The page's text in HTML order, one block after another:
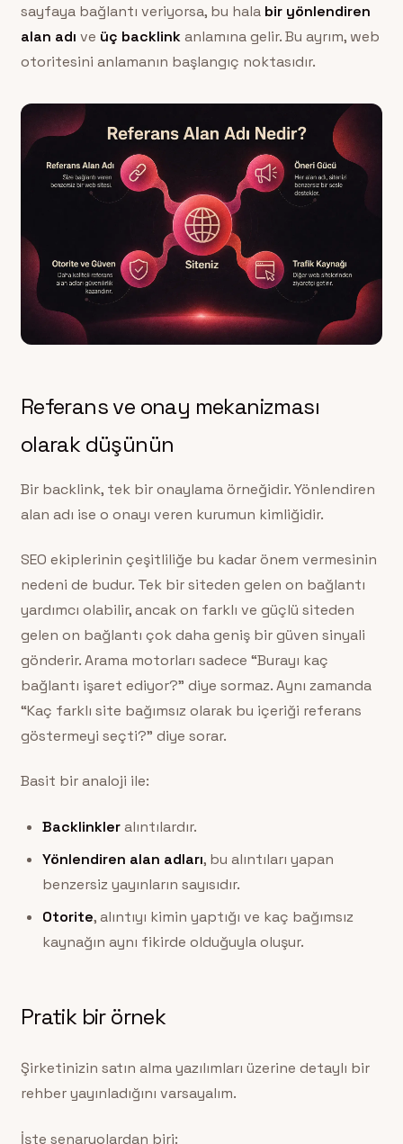
sayfaya bağlantı veriyorsa, bu hala bir yönlendiren
alan adı ve üç backlinkanlamına gelir. Bu ayrım, web
otoritesini anlamanın başlangıç noktasıdır.
Referans ve onay mekanizması
olarak düşünün
Bir backlink, tek bir onaylama örneğidir. Yönlendiren
alan adı ise o onayı veren kurumun kimliğidir.
SEO ekiplerinin çeşitliliğe bu kadar önem vermesinin
nedeni de budur. Tek bir siteden gelen on bağlantı
yardımcı olabilir, ancak on farklı ve güçlü siteden
gelen on bağlantı çok daha geniş bir güven sinyali
gönderir. Arama motorları sadece “Burayı kaç
bağlantı işaret ediyor?” diye sormaz. Aynı zamanda
“Kaç farklı site bağımsız olarak bu içeriği referans
göstermeyi seçti?” diye sorar.
Basit bir analoji ile:
Backlinkleralıntılardır.
Yönlendiren alan adları, bu alıntıları yapan
benzersiz yayınların sayısıdır.
Otorite, alıntıyı kimin yaptığı ve kaç bağımsız
kaynağın aynı fikirde olduğuyla oluşur.
Pratik bir örnek
Şirketinizin satın alma yazılımları üzerine detaylı bir
rehber yayınladığını varsayalım.
İşte senaryolardan biri: